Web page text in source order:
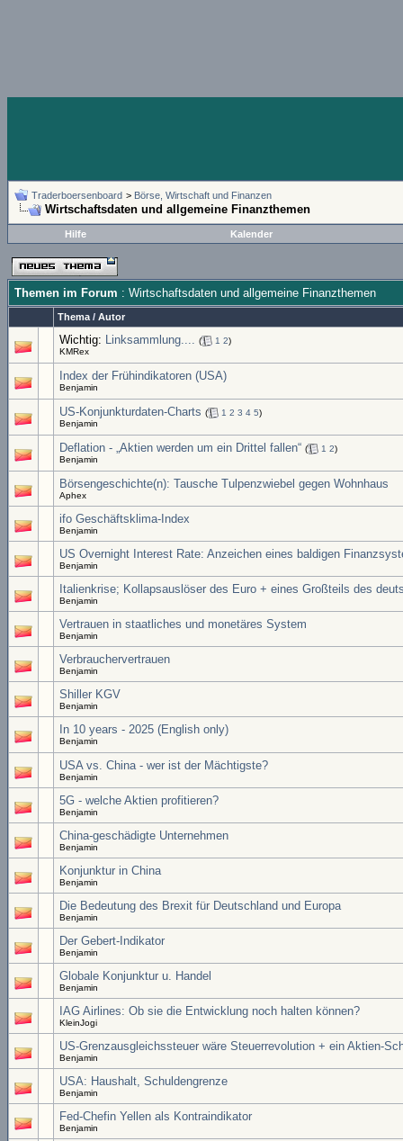
Traderboersenboard > Börse, Wirtschaft und Finanzen
Wirtschaftsdaten und allgemeine Finanzthemen
Hilfe Kalender
Themen im Forum : Wirtschaftsdaten und allgemeine Finanzthemen
Thema / Autor
Wichtig: Linksammlung.... ( 1 2)
KMRex
Index der Frühindikatoren (USA)
Benjamin
US-Konjunkturdaten-Charts ( 1 2 3 4 5)
Benjamin
Deflation - „Aktien werden um ein Drittel fallen“ ( 1 2)
Benjamin
Börsengeschichte(n): Tausche Tulpenzwiebel gegen Wohnhaus
Aphex
ifo Geschäftsklima-Index
Benjamin
US Overnight Interest Rate: Anzeichen eines baldigen
Benjamin
Italienkrise; Kollapsauslöser des Euro + eines Großteils des
Benjamin
Vertrauen in staatliches und monetäres System
Benjamin
Verbrauchervertrauen
Benjamin
Shiller KGV
Benjamin
In 10 years - 2025 (English only)
Benjamin
USA vs. China - wer ist der Mächtigste?
Benjamin
5G - welche Aktien profitieren?
Benjamin
China-geschädigte Unternehmen
Benjamin
Konjunktur in China
Benjamin
Die Bedeutung des Brexit für Deutschland und Europa
Benjamin
Der Gebert-Indikator
Benjamin
Globale Konjunktur u. Handel
Benjamin
IAG Airlines: Ob sie die Entwicklung noch halten können?
KleinJogi
US-Grenzausgleichssteuer wäre Steuerrevolution + ein Aktien-
Benjamin
USA: Haushalt, Schuldengrenze
Benjamin
Fed-Chefin Yellen als Kontraindikator
Benjamin